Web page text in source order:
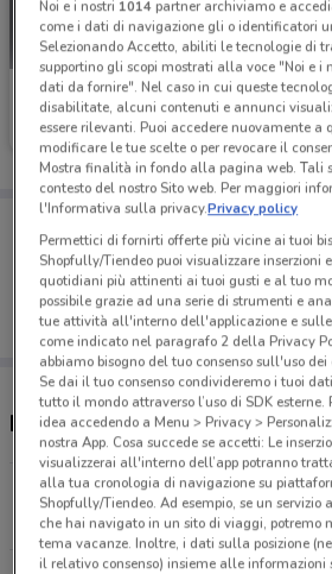
Orly
Scade il 19/05 12.9 km
Porta DoveConviene sempre
Puoi trovare le migliori offerte
salvarle e creare la tua lista
dal tuo cellulare.
Negozi Orly a Fano
Viale Europa, 26 Mondolfo
12.9 km
Noi e i nostri 1014partner archiviamo e
come i dati di navigazione gli o identificatori
Selezionando Accetto, abiliti le tecnologie di
supportino gli scopi mostrati alla voce "Noi e i
dati da fornire". Nel caso in cui queste
disabilitate, alcuni contenuti e annunci
essere rilevanti. Puoi accedere nuovamente a
modificare le tue scelte o per revocare il
Mostra finalità in fondo alla pagina web. Tali
contesto del nostro Sito web. Per maggiori
l'Informativa sulla privacy.Privacy policy
Permettici di fornirti offerte più vicine ai tuoi
Shopfully/Tiendeo puoi visualizzare inserzioni
quotidiani più attinenti ai tuoi gusti e al tuo
possibile grazie ad una serie di strumenti e
tue attività all'interno dell'applicazione e
come indicato nel paragrafo 2 della Privacy
abbiamo bisogno del tuo consenso sull'uso
Se dai il tuo consenso condivideremo i tuoi
tutto il mondo attraverso l’uso di SDK esterne.
idea accedendo a Menu > Privacy >
nostra App. Cosa succede se accetti: Le
visualizzerai all'interno dell’app potranno
alla tua cronologia di navigazione su
Shopfully/Tiendeo. Ad esempio, se un
che hai navigato in un sito di viaggi, potremo
tema vacanze. Inoltre, i dati sulla posizione
il relativo consenso) insieme alle informazioni